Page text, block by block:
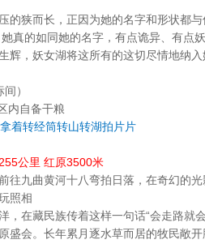
的狭而长，正因为她的名字和形状都
真的如同她的名字，有点诡异、有点
辉，妖女湖将这所有的这切尽情地纳
）
内自备干粮
着转经筒转山转湖拍片片
公里 红原3500米
往九曲黄河十八弯拍日落，在奇幻的
照相
，在藏民族传着这样一句话“会走路就
盛会。长年累月逐水草而居的牧民敞